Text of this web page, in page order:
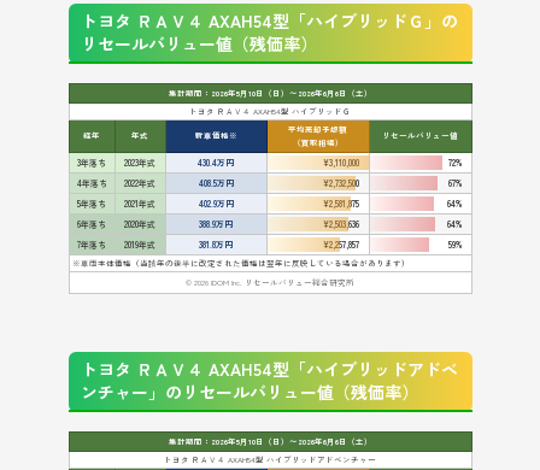
トヨタ ＲＡＶ４ AXAH54型「ハイブリッドＧ」の
リセールバリュー値（残価率）
集計期間：2026年5月10日（日）〜2026年6月6日（土）
トヨタ ＲＡＶ４ AXAH54型 ハイブリッドＧ
経年
年式 新車価格※
平均売却予想額
（買取相場）
リセールバリュー値
3年落ち 2023年式 430.4万円 ¥3,110,000
72%
4年落ち
2022年式 408.5万円 ¥2,732,500
67%
5年落ち
2021年式 402.9万円 ¥2,581,875
64%
6年落ち
2020年式 388.9万円 ¥2,503,636
64%
7年落ち
2019年式 381.8万円 ¥2,257,857
59%
※車両本体価格（当該年の後半に改定された価格は翌年に反映している場合があります）
© 2026 IDOM Inc. リセールバリュー総合研究所
トヨタ ＲＡＶ４ AXAH54型「ハイブリッドアドベ
ンチャー」のリセールバリュー値（残価率）
集計期間：2026年5月10日（日）〜2026年6月6日（土）
トヨタ ＲＡＶ４ AXAH54型 ハイブリッドアドベンチャー